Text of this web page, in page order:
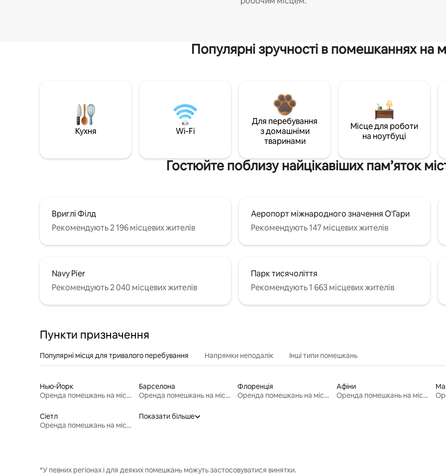
Популярні зручності в помешканнях на
Кухня Wi-Fi
Для перебування
з домашніми
тваринами
Місце для роботи
на ноутбуці
Гостюйте поблизу найцікавіших пам’яток
Вриглі Філд
Рекомендують 2 196 місцевих жителів
Аеропорт міжнародного значення О'Гари
Рекомендують 147 місцевих жителів
Navy Pier
Рекомендують 2 040 місцевих жителів
Парк тисячоліття
Рекомендують 1 663 місцевих жителів
Пункти призначення
Популярні місця для тривалого перебування Напрямки неподалік Інші типи помешкань
Нью-Йорк
Оренда помешкань на місяць
Барселона
Оренда помешкань на місяць
Флоренція
Оренда помешкань на місяць
Афіни
Оренда помешкань на місяць
Сіетл
Оренда помешкань на місяць
Показати більше
*У певних регіонах і для деяких помешкань можуть застосовуватися винятки.